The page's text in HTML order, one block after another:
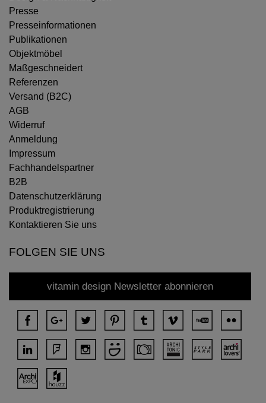
Presse
Presseinformationen
Publikationen
Objektmöbel
Maßgeschneidert
Referenzen
Versand (B2C)
AGB
Widerruf
Anmeldung
Impressum
Fachhandelspartner
B2B
Datenschutzerklärung
Produktregistrierung
Kontaktieren Sie uns
FOLGEN SIE UNS
vitamin design Newsletter abonnieren